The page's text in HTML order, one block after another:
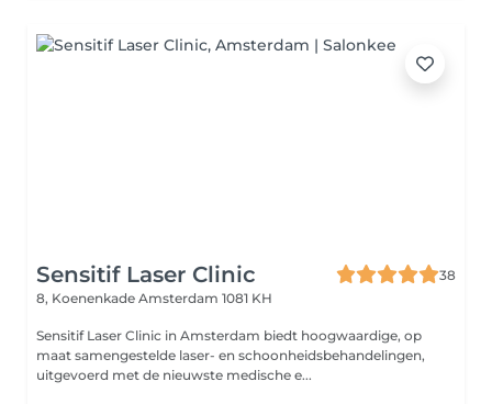
Sensitif Laser Clinic
38
8, Koenenkade Amsterdam 1081 KH
Sensitif Laser Clinic in Amsterdam biedt hoogwaardige, op
maat samengestelde laser- en schoonheidsbehandelingen,
uitgevoerd met de nieuwste medische e...